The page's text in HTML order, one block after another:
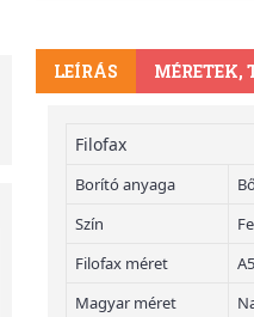
LEÍRÁS MÉRETEK,
Filofax
Borító anyaga
Szín
Filofax méret
A5
Magyar méret